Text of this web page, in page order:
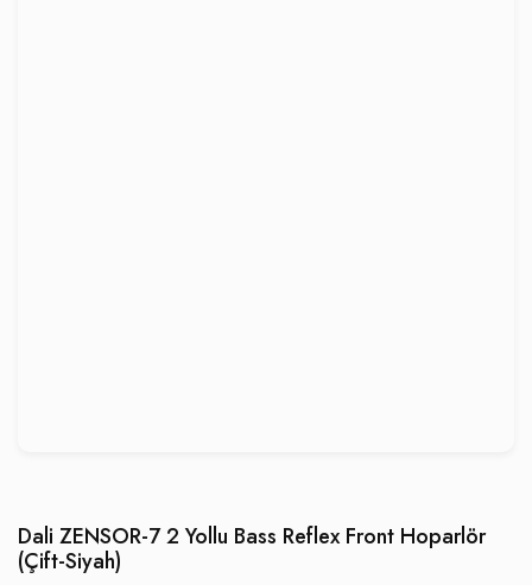
Dali ZENSOR-7 2 Yollu Bass Reflex Front Hoparlör
(Çift-Siyah)